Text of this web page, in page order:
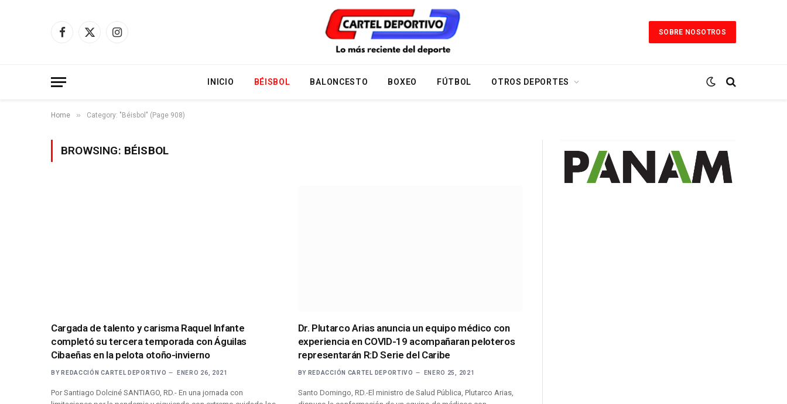
Facebook
X
Instagram
SOBRE NOSOTROS
INICIO BÉISBOL BALONCESTO BOXEO FÚTBOL OTROS DEPORTES
Home » Category: "Béisbol" (Page 908)
BROWSING: BÉISBOL
Cargada de talento y carisma Raquel Infante
completó su tercera temporada con Águilas
Cibaeñas en la pelota otoño-invierno
BY REDACCIÓN CARTEL DEPORTIVO ENERO 26, 2021
Por Santiago Dolciné SANTIAGO, RD.- En una jornada con
Dr. Plutarco Arias anuncia un equipo médico con
experiencia en COVID-19 acompañaran peloteros
representarán R:D Serie del Caribe
BY REDACCIÓN CARTEL DEPORTIVO ENERO 25, 2021
Santo Domingo, RD.-El ministro de Salud Pública, Plutarco Arias,